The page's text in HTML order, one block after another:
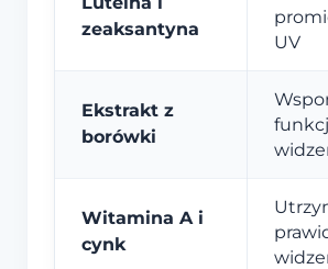
zeaksantyna
UV
Ekstrakt z
borówki
Witamina A i
cynk